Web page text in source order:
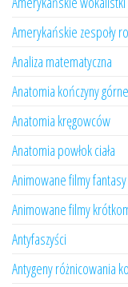
Amerykańskie zespoły
Analiza matematyczna
Anatomia kończyny
Anatomia kręgowców
Anatomia powłok ciała
Animowane filmy fantasy
Animowane filmy
Antyfaszyści
Antygeny różnicowania